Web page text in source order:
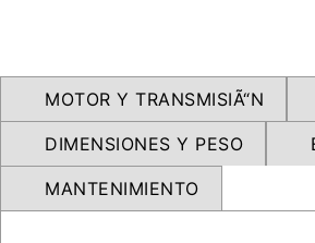
Precio desde $9.090.000
MOTOR Y TRANSMISIÃ“N
DIMENSIONES Y PESO
MANTENIMIENTO